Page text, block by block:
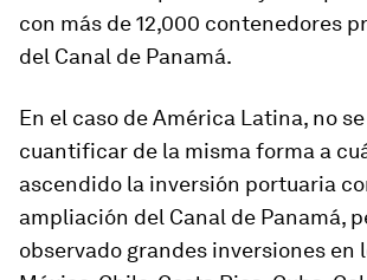
con más de 12,000 contenedores
del Canal de Panamá.
En el caso de América Latina, no
cuantificar de la misma forma a
ascendido la inversión portuaria
ampliación del Canal de Panamá,
observado grandes inversiones en